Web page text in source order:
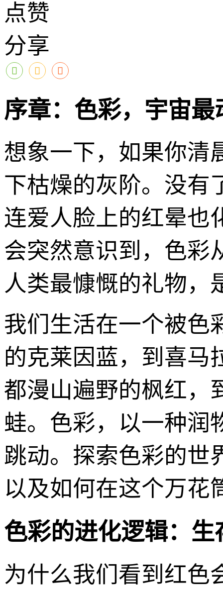
点赞
分享
序章：色彩，宇宙最
想象一下，如果你清
下枯燥的灰阶。没有
连爱人脸上的红晕也
会突然意识到，色彩
人类最慷慨的礼物，
我们生活在一个被色
的克莱因蓝，到喜马
都漫山遍野的枫红，
蛙。色彩，以一种润
跳动。探索色彩的世
以及如何在这个万花
色彩的进化逻辑：
为什么我们看到红色